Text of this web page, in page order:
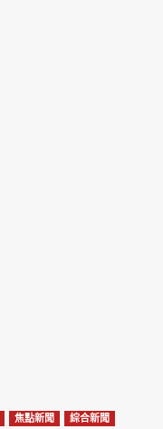
焦點新聞 綜合新聞